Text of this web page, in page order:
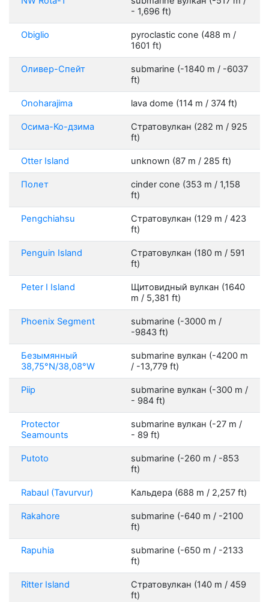
- 1,696 ft)
Obiglio
pyroclastic cone (488 m /
1601 ft)
Оливер-Спейт
submarine (-1840 m / -6037
ft)
Onoharajima lava dome (114 m / 374 ft)
Осима-Ко-дзима
Стратовулкан (282 m / 925
ft)
Otter Island unknown (87 m / 285 ft)
Полет
cinder cone (353 m / 1,158
ft)
Pengchiahsu
Стратовулкан (129 m / 423
ft)
Penguin Island
Стратовулкан (180 m / 591
ft)
Peter I Island
Щитовидный вулкан (1640
m / 5,381 ft)
Phoenix Segment
submarine (-3000 m /
-9843 ft)
Безымянный
38,75°N/38,08°W
submarine вулкан (-4200 m
/ -13,779 ft)
Piip
submarine вулкан (-300 m /
- 984 ft)
Protector
Seamounts
submarine вулкан (-27 m /
- 89 ft)
Putoto
submarine (-260 m / -853
ft)
Rabaul (Tavurvur) Кальдера (688 m / 2,257 ft)
Rakahore
submarine (-640 m / -2100
ft)
Rapuhia
submarine (-650 m / -2133
ft)
Ritter Island
Стратовулкан (140 m / 459
ft)